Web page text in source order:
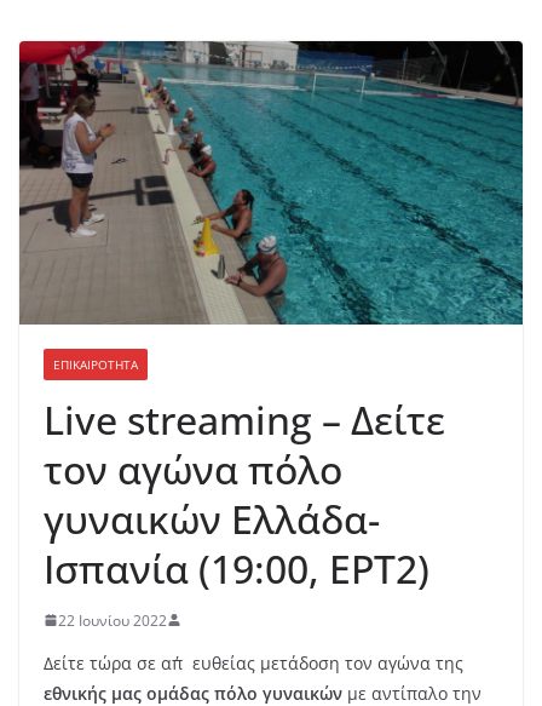
ΕΠΙΚΑΙΡΟΤΗΤΑ
Live streaming – Δείτε
τον αγώνα πόλο
γυναικών Ελλάδα-
Ισπανία (19:00, ΕΡΤ2)
22 Ιουνίου 2022
Δείτε τώρα σε απ΄ευθείας μετάδοση τον αγώνα της
εθνικής μας ομάδας πόλο γυναικών με αντίπαλο την